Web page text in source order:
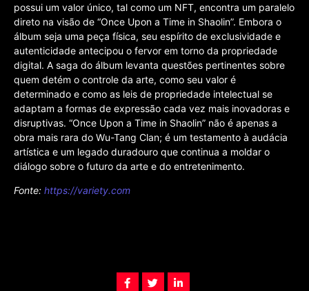
possui um valor único, tal como um NFT, encontra um paralelo
direto na visão de “Once Upon a Time in Shaolin”. Embora o
álbum seja uma peça física, seu espírito de exclusividade e
autenticidade antecipou o fervor em torno da propriedade
digital. A saga do álbum levanta questões pertinentes sobre
quem detém o controle da arte, como seu valor é
determinado e como as leis de propriedade intelectual se
adaptam a formas de expressão cada vez mais inovadoras e
disruptivas. “Once Upon a Time in Shaolin” não é apenas a
obra mais rara do Wu-Tang Clan; é um testamento à audácia
artística e um legado duradouro que continua a moldar o
diálogo sobre o futuro da arte e do entretenimento.
Fonte: https://variety.com